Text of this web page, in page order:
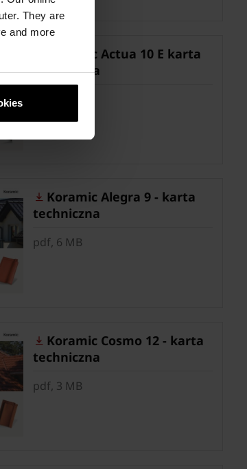
They are
and more
Koramic Actua 10 E karta
techniczna
Koramic Alegra 9 - karta
techniczna
pdf, 6 MB
Koramic Cosmo 12 - karta
techniczna
pdf, 3 MB